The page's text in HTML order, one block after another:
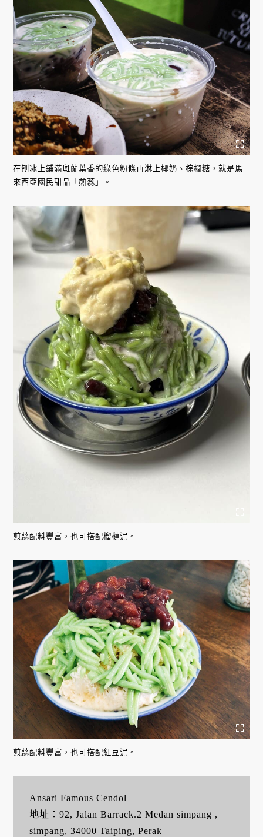
在刨冰上鋪滿斑蘭葉香的綠色粉條再淋上椰奶、棕櫚糖，就是馬
來西亞國民甜品「煎蕊」。
煎蕊配料豐富，也可搭配榴槤泥。
煎蕊配料豐富，也可搭配紅豆泥。
Ansari Famous Cendol
地址：92, Jalan Barrack.2 Medan simpang ,
simpang, 34000 Taiping, Perak